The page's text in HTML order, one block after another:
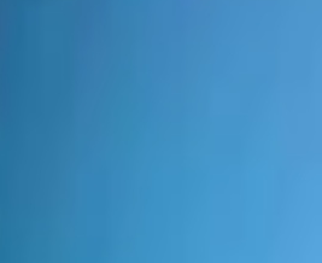
att vara diskreta och ha en bekväm
ett